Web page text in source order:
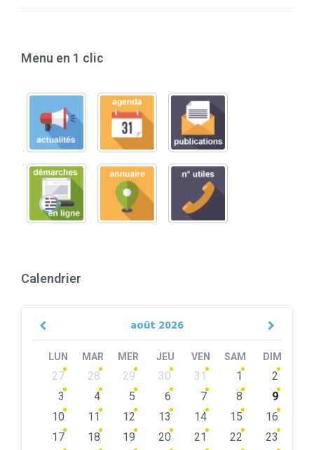
Menu en 1 clic
Calendrier
août 2026
Previous
LUN MAR MER JEU VEN SAM DIM
Skip
calendar
27 28 29 30 31 1
2
3
4 5 6 7 8
9
10
11 12 13 14 15
16
17
18 19 20 21 22
23